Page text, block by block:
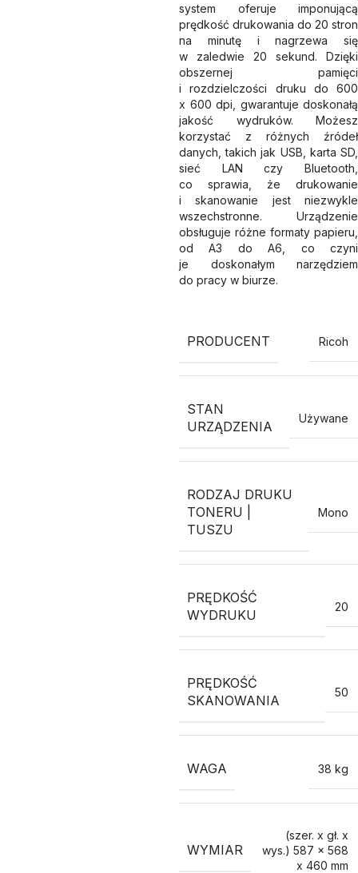
system oferuje imponującą
prędkość drukowania do 20 stron
na minutę i nagrzewa się
w zaledwie 20 sekund. Dzięki
obszernej pamięci
i rozdzielczości druku do 600
x 600 dpi, gwarantuje doskonałą
jakość wydruków. Możesz
korzystać z różnych źródeł
danych, takich jak USB, karta SD,
sieć LAN czy Bluetooth,
co sprawia, że drukowanie
i skanowanie jest niezwykle
wszechstronne. Urządzenie
obsługuje różne formaty papieru,
od A3 do A6, co czyni
je doskonałym narzędziem
do pracy w biurze.
PRODUCENT Ricoh
STAN
URZĄDZENIA
Używane
RODZAJ DRUKU
TONERU |
TUSZU
Mono
PRĘDKOŚĆ
WYDRUKU
20
PRĘDKOŚĆ
SKANOWANIA
50
WAGA 38 kg
WYMIAR
(szer. x gł. x
wys.) 587 x 568
x 460 mm